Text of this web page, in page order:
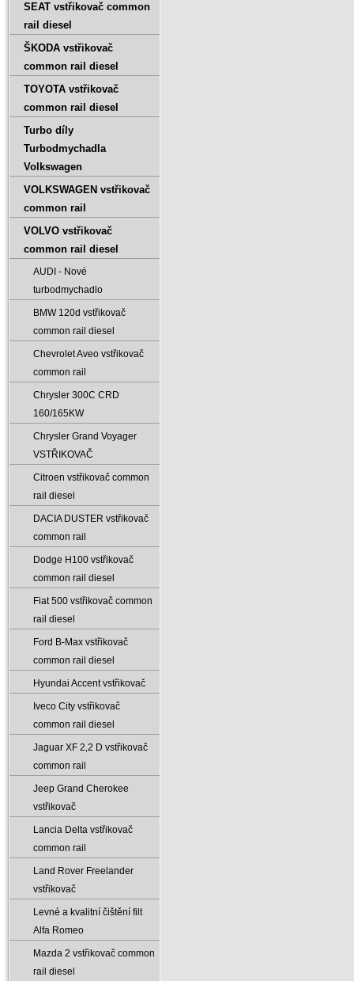
SEAT vstřikovač common
rail diesel
ŠKODA vstřikovač
common rail diesel
TOYOTA vstřikovač
common rail diesel
Turbo díly
Turbodmychadla
Volkswagen
VOLKSWAGEN vstřikovač
common rail
VOLVO vstřikovač
common rail diesel
AUDI - Nové
turbodmychadlo
BMW 120d vstřikovač
common rail diesel
Chevrolet Aveo vstřikovač
common rail
Chrysler 300C CRD
160/165KW
Chrysler Grand Voyager
VSTŘIKOVAČ
Citroen vstřikovač common
rail diesel
DACIA DUSTER vstřikovač
common rail
Dodge H100 vstřikovač
common rail diesel
Fiat 500 vstřikovač common
rail diesel
Ford B-Max vstřikovač
common rail diesel
Hyundai Accent vstřikovač
Iveco City vstřikovač
common rail diesel
Jaguar XF 2‚2 D vstřikovač
common rail
Jeep Grand Cherokee
vstřikovač
Lancia Delta vstřikovač
common rail
Land Rover Freelander
vstřikovač
Levné a kvalitní čištění filt
Alfa Romeo
Mazda 2 vstřikovač common
rail diesel